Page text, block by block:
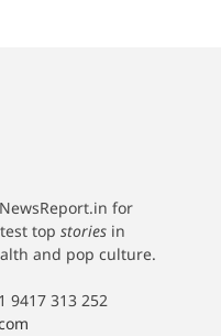
for
top stories in
and pop culture.
9417 313 252